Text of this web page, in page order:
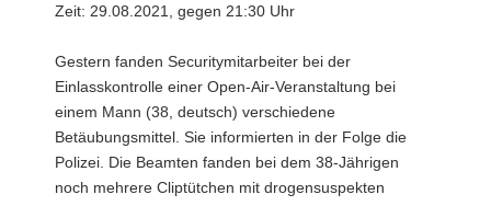
Zeit: 29.08.2021, gegen 21:30 Uhr
Gestern fanden Securitymitarbeiter bei der
Einlasskontrolle einer Open-Air-Veranstaltung bei
einem Mann (38, deutsch) verschiedene
Betäubungsmittel. Sie informierten in der Folge die
Polizei. Die Beamten fanden bei dem 38-Jährigen
noch mehrere Cliptütchen mit drogensuspekten